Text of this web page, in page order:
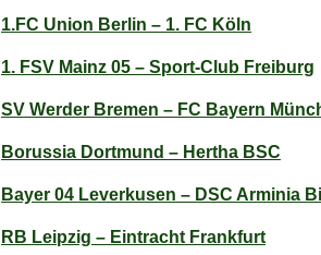
1.FC Union Berlin – 1. FC Köln
1. FSV Mainz 05 – Sport-Club Freiburg
SV Werder Bremen – FC Bayern
Borussia Dortmund – Hertha BSC
Bayer 04 Leverkusen – DSC Arminia
RB Leipzig – Eintracht Frankfurt